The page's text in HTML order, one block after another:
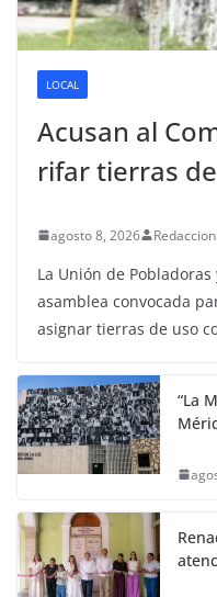
LOCAL
Acusan al
rifar tierras
agosto 8, 2026 Redaccion
La Unión de
asamblea convocada
asignar tierras de uso
“La